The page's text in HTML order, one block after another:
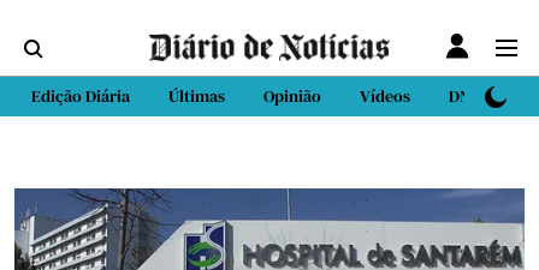
Edição Diária Últimas Opinião Vídeos DN Sport